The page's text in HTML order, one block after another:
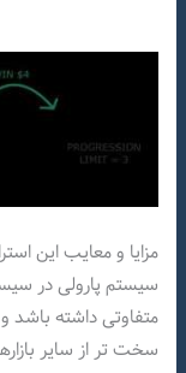
مزایا و معایب این
سیستم پارولی در
متفاوتی داشته
سخت تر از سایر